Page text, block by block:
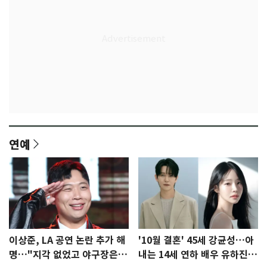
연예
이상준, LA 공연 논란 추가 해
명…"지각 없었고 야구장은
'10월 결혼' 45세 강균성…아
내는 14세 연하 배우 유하진